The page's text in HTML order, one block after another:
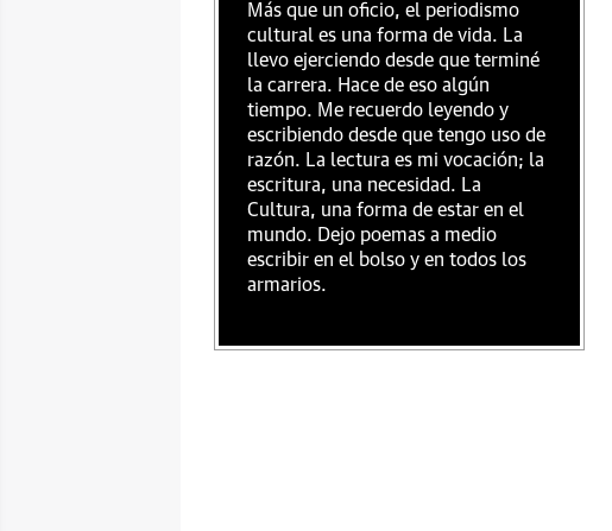
Más que un oficio, el periodismo
cultural es una forma de vida. La
llevo ejerciendo desde que terminé
la carrera. Hace de eso algún
tiempo. Me recuerdo leyendo y
escribiendo desde que tengo uso de
razón. La lectura es mi vocación; la
escritura, una necesidad. La
Cultura, una forma de estar en el
mundo. Dejo poemas a medio
escribir en el bolso y en todos los
armarios.